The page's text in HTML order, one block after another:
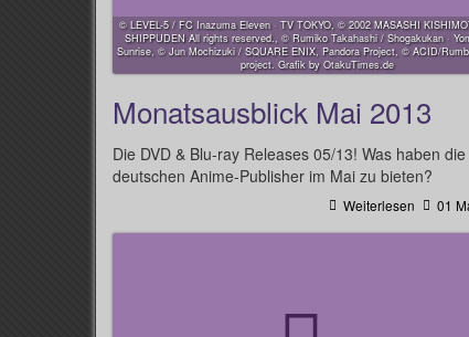
© LEVEL-5 / FC Inazuma Eleven · TV TOKYO, © 2002 MASASHI
SHIPPUDEN All rights reserved., © Rumiko Takahashi / Shogakukan ·
Sunrise, © Jun Mochizuki / SQUARE ENIX, Pandora Project, © ACID/
project. Grafik by OtakuTimes.de
Monatsausblick Mai 2013
Die DVD & Blu-ray Releases 05/13! Was haben die
deutschen Anime-Publisher im Mai zu bieten?
Weiterlesen 01